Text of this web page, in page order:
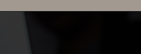
empréstimo do